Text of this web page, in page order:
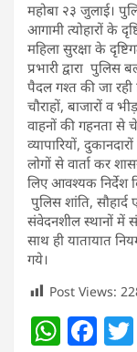
महोबा २३ जुलाई।
आगामी त्योहारों के
महिला सुरक्षा के
प्रभारी द्वारा
पैदल गश्त की जा रही
चौराहों, बाजारों व
वाहनों की गहनता से
व्यापारियों,
लोगों से वार्ता कर
लिए आवश्यक निर्देश
पुलिस शांति,
संवेदनशील स्थानों में
साथ ही यातायात
गये।
Post Views:
W F